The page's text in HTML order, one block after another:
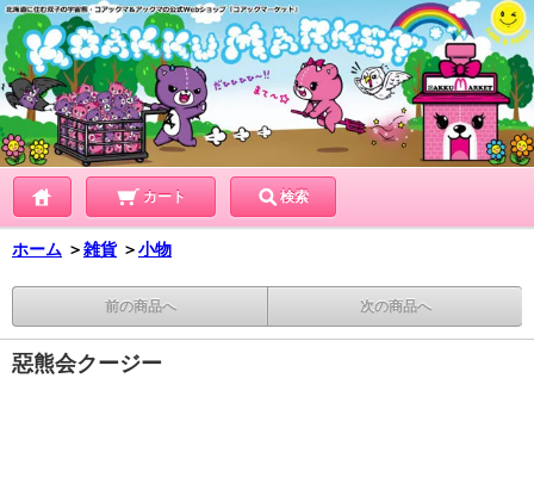
カート 検索
ホーム ＞雑貨 ＞小物
前の商品へ 次の商品へ
惡熊会クージー